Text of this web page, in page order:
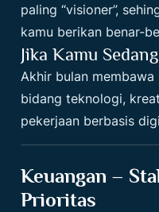
paling “visioner”,
kamu berikan benar-
Jika Kamu
Akhir bulan
bidang teknologi,
pekerjaan berbasis
Keuangan –
Prioritas